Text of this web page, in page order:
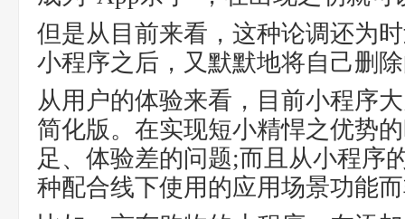
但是从目前来看，这种论调还为
小程序之后，又默默地将自己删
从用户的体验来看，目前小程序
简化版。在实现短小精悍之优势
足、体验差的问题;而且从小程序
种配合线下使用的应用场景功能